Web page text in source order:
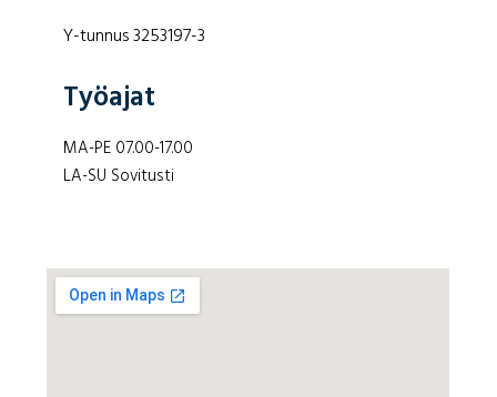
Y-tunnus 3253197-3
Työajat
MA-PE 07.00-17.00
LA-SU Sovitusti